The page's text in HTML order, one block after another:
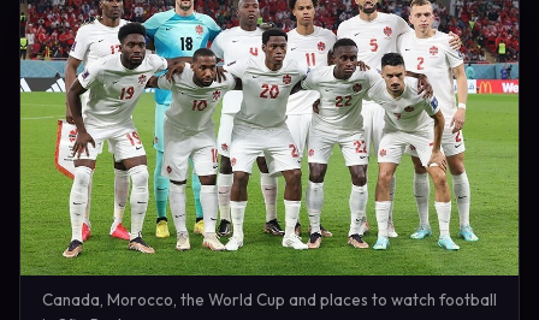
Canada, Morocco, the World Cup and places to watch football